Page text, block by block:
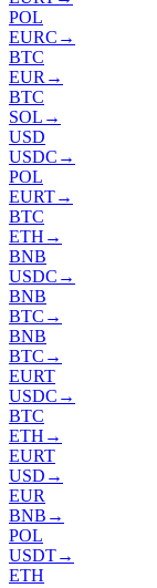
POL
EURC →
BTC
EUR →
BTC
SOL →
USD
USDC →
POL
EURT→
BTC
ETH →
BNB
USDC →
BNB
BTC →
BNB
BTC →
EURT
USDC →
BTC
ETH →
EURT
USD →
EUR
BNB →
POL
USDT→
ETH